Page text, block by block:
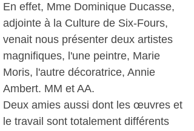
En effet, Mme Dominique Ducasse,
adjointe à la Culture de Six-Fours,
venait nous présenter deux artistes
magnifiques, l'une peintre, Marie
Moris, l'autre décoratrice, Annie
Ambert. MM et AA.
Deux amies aussi dont les œuvres et
le travail sont totalement différents